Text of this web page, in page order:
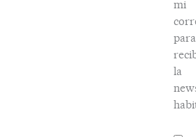
mi
para
la